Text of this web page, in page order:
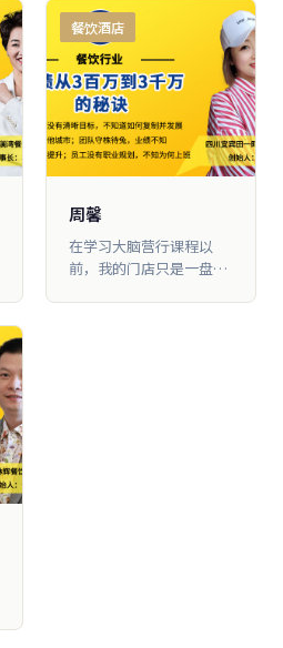
业额从原来一年900万做
到现在一年2100万。今年
定下3500万目标，到目前
为止已经完成2000万。
餐饮酒店
周馨
在学习大脑营行课程以
前，我的门店只是一盘散